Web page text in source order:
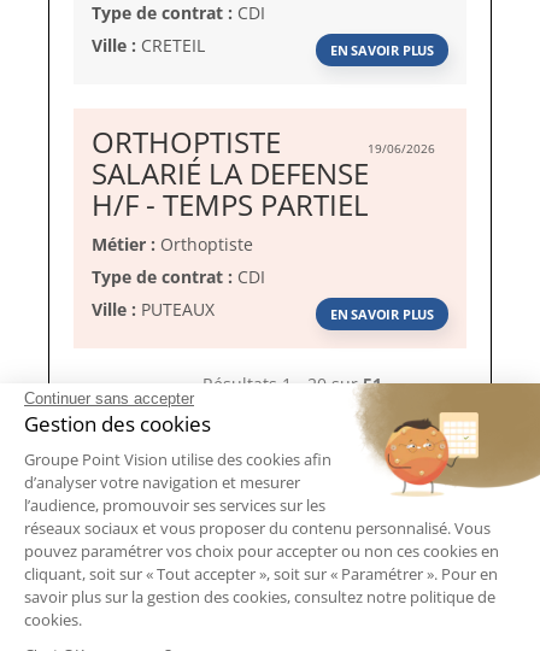
Type de contrat : CDI
Ville : CRETEIL EN SAVOIR PLUS
19/06/2026
ORTHOPTISTE
SALARIÉ LA DEFENSE
H/F - TEMPS PARTIEL
Métier : Orthoptiste
Type de contrat : CDI
Ville : PUTEAUX EN SAVOIR PLUS
Résultats 1 - 20 sur51
Suivant »
Vous rencontrez un problème technique, avez une question
au sujet de nos méthodes de recrutement ou de vos données
Continuer sans accepter
Gestion des cookies
Groupe Point Vision utilise des cookies afin
d’analyser votre navigation et mesurer
l’audience, promouvoir ses services sur les
réseaux sociaux et vous proposer du contenu personnalisé. Vous
pouvez paramétrer vos choix pour accepter ou non ces cookies en
cliquant, soit sur « Tout accepter », soit sur « Paramétrer ». Pour en
savoir plus sur la gestion des cookies, consultez notre politique de
cookies.